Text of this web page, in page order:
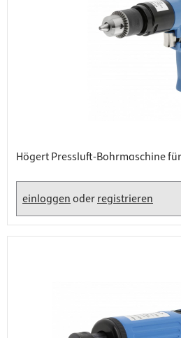
Högert Pressluft-Bohrmaschine
einloggenoderregistrieren